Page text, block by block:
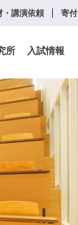
・講演依頼 寄付
所 入試情報